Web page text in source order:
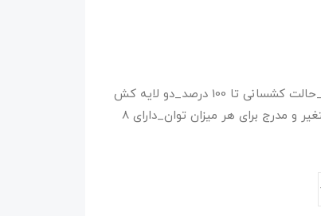
طول در حالت عادی: ۹۰ سانتی متر_عرض: 4 سانتی متر_حالت کشسانی تا 100 درصد_دو لایه کش
دوخته شده_ویژه کلیه سنین، خانمها و آقایان_فشار متغیر و مدرج برای هر میزان توان_دارای 8